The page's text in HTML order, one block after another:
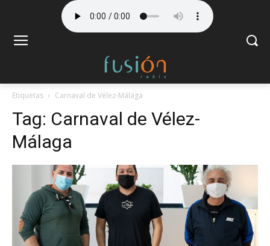
Etiquetas Carnaval de Vélez-Málaga
Tag: Carnaval de Vélez-
Málaga